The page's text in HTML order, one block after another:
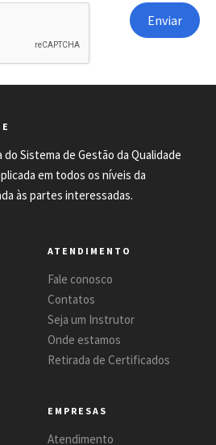
Sistema de Gestão da Qualidade
em todos os níveis da
às partes interessadas.
ATENDIMENTO
Fale conosco
Contatos
Seja um Instrutor
Onde estamos
Retirada de Certificados
EMPRESAS
Atendimento